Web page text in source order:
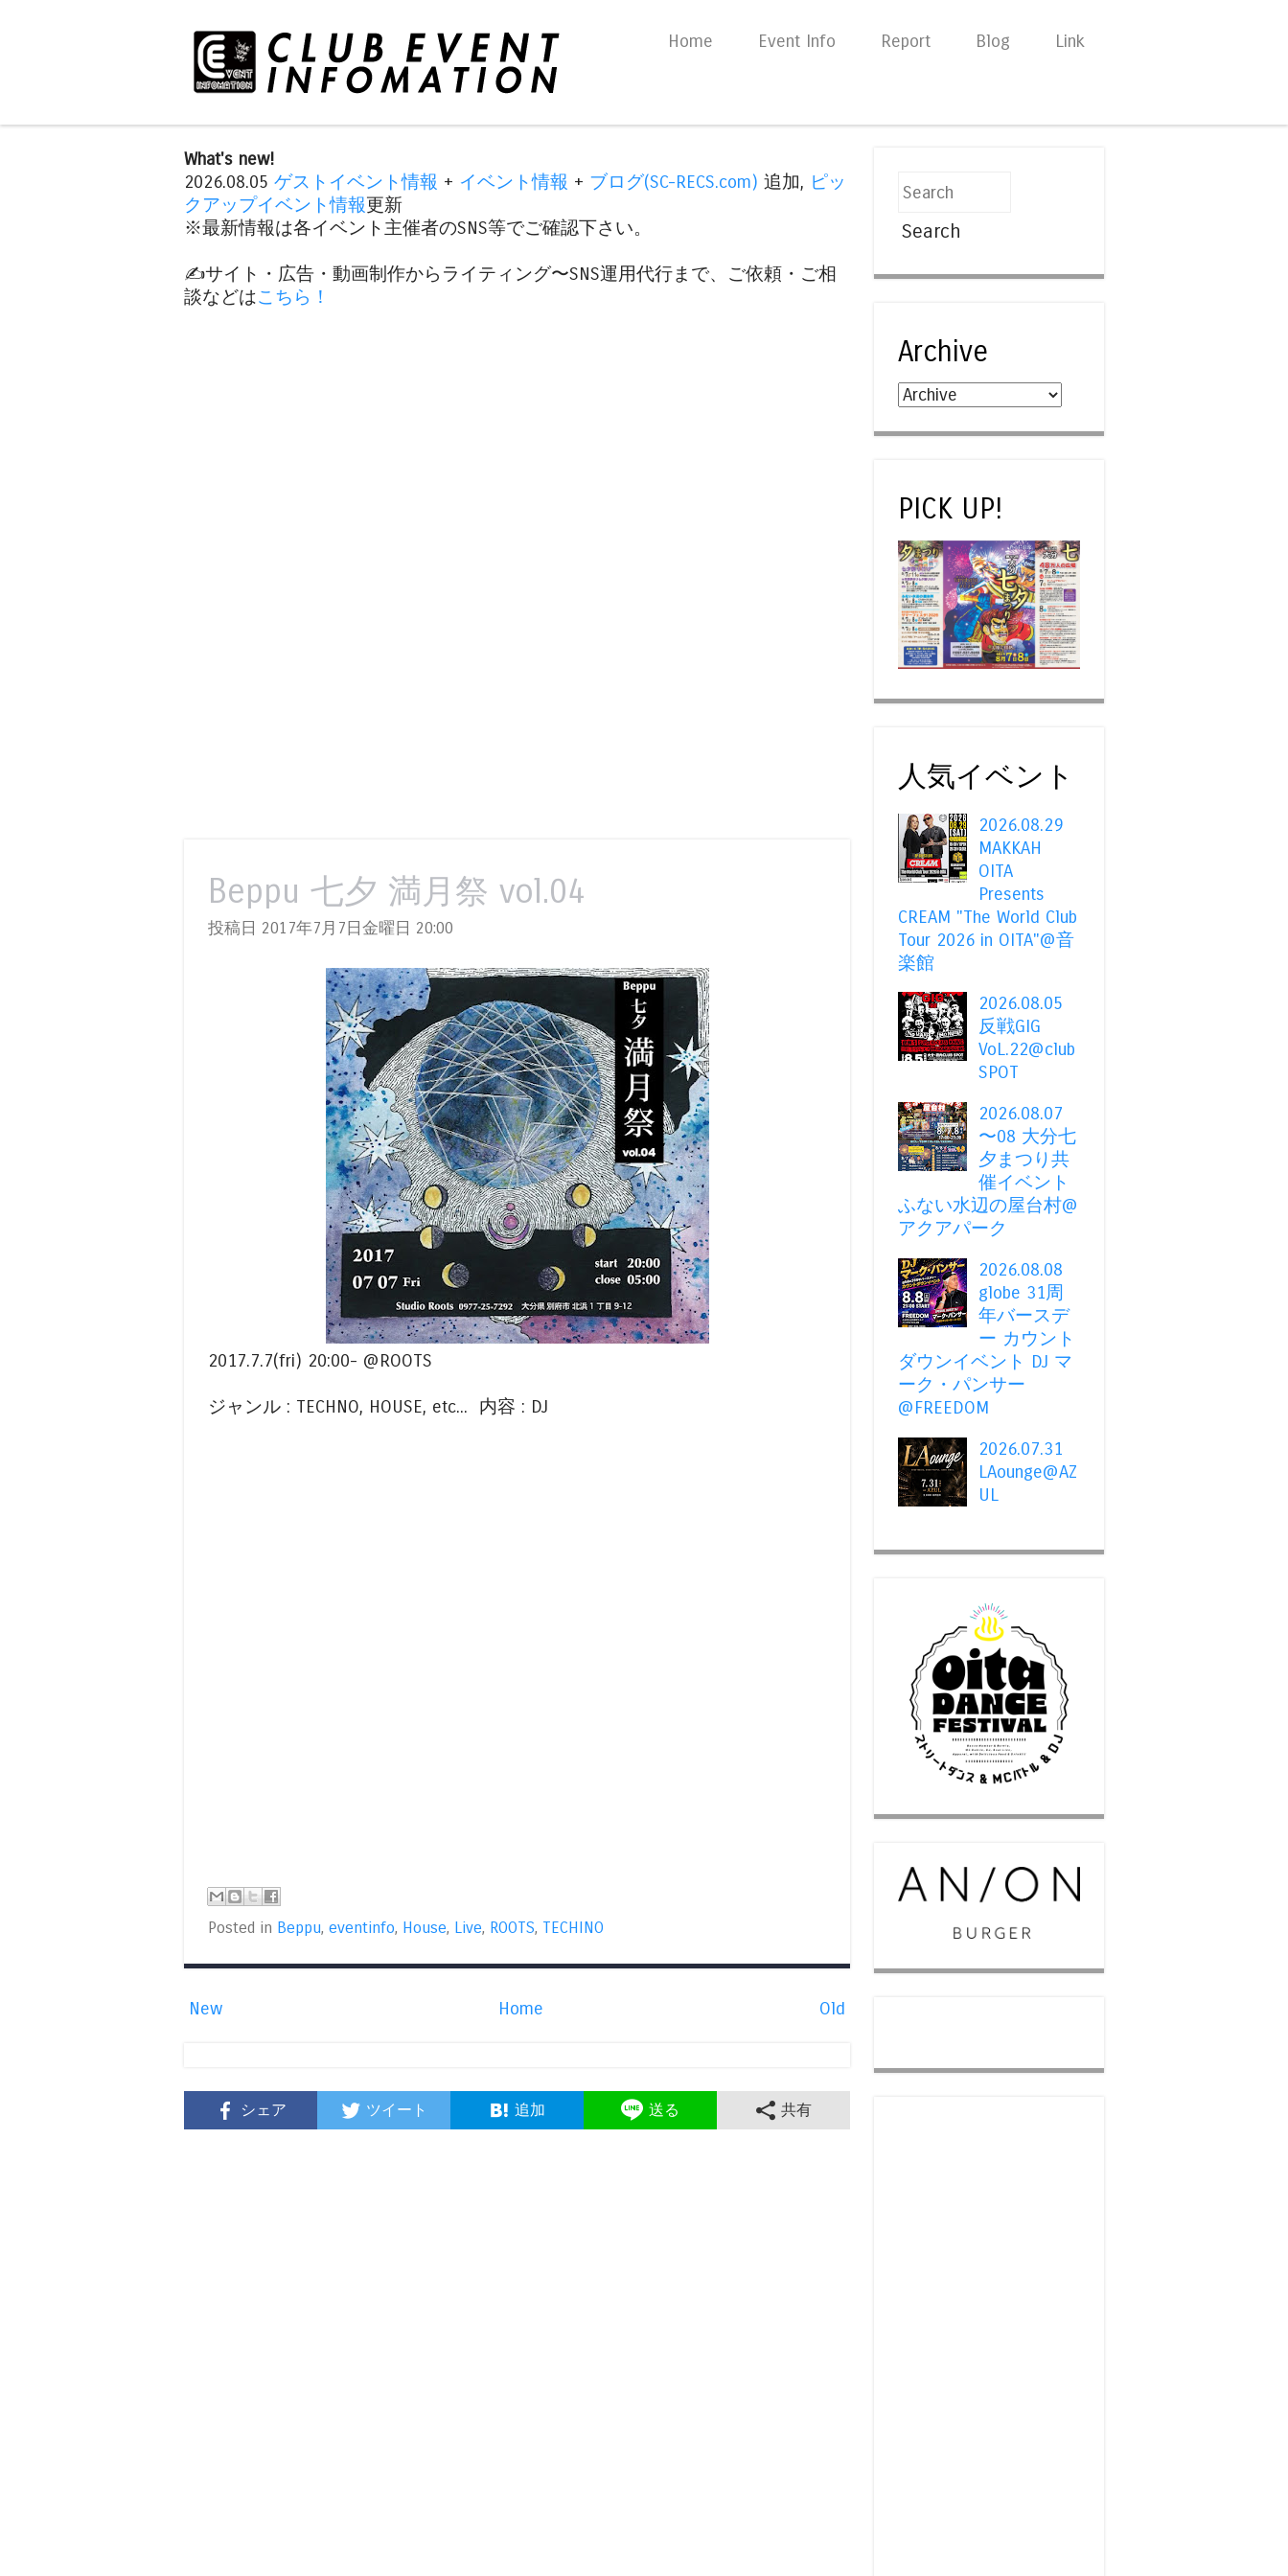
Skip to content
Home Event Info Report Blog Link
What's new!
2026.08.05 ゲストイベント情報 + イベント情報 + ブログ(SC-RECS.com) 追加, ピッ
クアップイベント情報更新
※最新情報は各イベント主催者のSNS等でご確認下さい。
✍️サイト・広告・動画制作からライティング〜SNS運用代行まで、ご依頼・ご相
談などはこちら！
Beppu 七夕 満月祭 vol.04
投稿日 2017年7月7日金曜日 20:00
2017.7.7(fri) 20:00- @ROOTS
ジャンル : TECHNO, HOUSE, etc... 内容 : DJ
Posted in Beppu, eventinfo, House, Live, ROOTS, TECHINO
New Old
Home
シェア ツイート 追加 送る 共有
Search
Archive
PICK UP!
人気イベント
2026.08.29
MAKKAH
OITA
Presents
CREAM "The World Club
Tour 2026 in OITA"@音
楽館
2026.08.05
反戦GIG
VoL.22@club
SPOT
2026.08.07
〜08 大分七
夕まつり共
催イベント
ふない水辺の屋台村@
アクアパーク
2026.08.08
globe 31周
年バースデ
ー カウント
ダウンイベント DJ マ
ーク・パンサー
@FREEDOM
2026.07.31
LAounge@AZ
UL